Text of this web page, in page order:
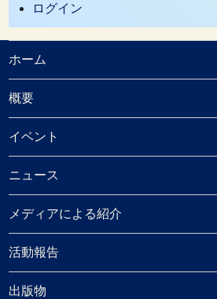
ログイン
ホーム
概要
イベント
ニュース
メディアによる紹介
活動報告
出版物